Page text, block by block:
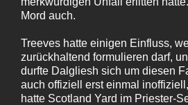
Mord auch.
Treeves hatte einigen Einfluss,
zurückhaltend formulieren darf,
durfte Dalgliesh sich um diesen
auch offiziell erst einmal
hatte Scotland Yard im Priester-